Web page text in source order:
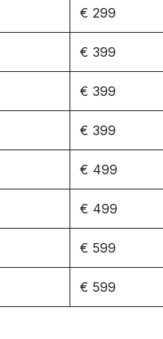
€ 299
€ 399
€ 399
€ 399
€ 499
€ 499
€ 599
€ 599